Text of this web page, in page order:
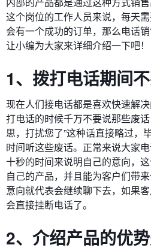
这个岗位的工作人员来说，每天
会有一个成功的订单，那么电话
让小编为大家来详细介绍一下吧！
1、拨打电话期间
现在人们接电话都是喜欢快速解
打电话的时候千万不要说那些废
思，打扰您了”这种话直接略过，
时间听这些废话。正常来说大家
十秒的时间来说明自己的意向，
自己的产品，并且能为客户们带
意向就代表会继续聊下去，如果
会直接挂断电话了。
2、介绍产品的优